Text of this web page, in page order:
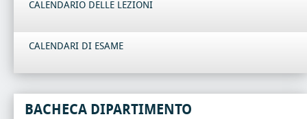
CALENDARIO DELLE LEZIONI
CALENDARI DI ESAME
BACHECA DIPARTIMENTO